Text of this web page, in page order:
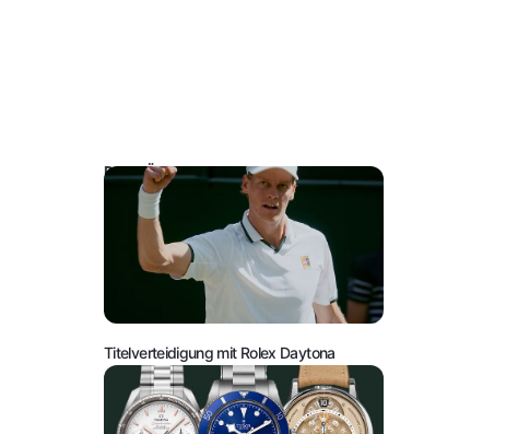
DAS KÖNNTE SIE AUCH INTERESSIEREN:
Titelverteidigung mit Rolex Daytona